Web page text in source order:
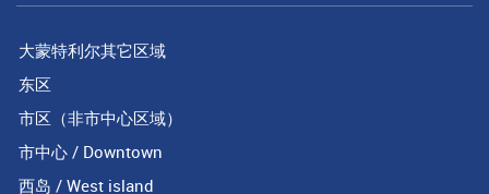
大蒙特利尔其它区域
东区
市区（非市中心区域）
市中心 / Downtown
西岛 / West island